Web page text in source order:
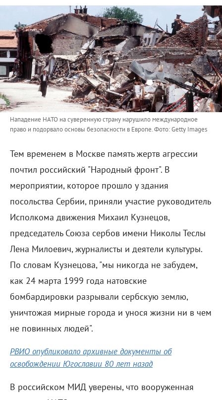
Нападение НАТО на суверенную страну нарушило международное
право и подорвало основы безопасности в Европе.Фото: Getty Images
Тем временем в Москве память жертв агрессии
почтил российский "Народный фронт". В
мероприятии, которое прошло у здания
посольства Сербии, приняли участие руководитель
Исполкома движения Михаил Кузнецов,
председатель Союза сербов имени Николы Теслы
Лена Милоевич, журналисты и деятели культуры.
По словам Кузнецова, "мы никогда не забудем,
как 24 марта 1999 года натовские
бомбардировки разрывали сербскую землю,
уничтожая мирные города и унося жизни ни в чем
не повинных людей".
РВИО опубликовало архивные документы об
освобождении Югославии 80 лет назад
В российском МИД уверены, что вооруженная